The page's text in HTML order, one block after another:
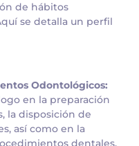
de hábitos
se detalla un perfil
Odontológicos:
en la preparación
la disposición de
así como en la
dentales.